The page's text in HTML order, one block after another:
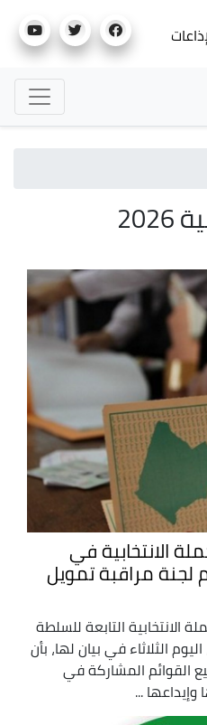
الانتخابية في
مراقبة تمويل
التابعة للسلطة
الثلاثاء في بيان لها، بأن
القوائم المشاركة في